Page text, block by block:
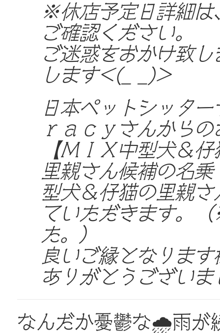
※休店予定日詳細は
ご確認ください。
ご迷惑をおかけ致
します<(_ _)>
日本ペットシッタ
ｒａｃｙさんから
【ＭＩＸ中型犬＆
里親さん候補の名
型犬＆仔猫の里親
ていただきます。
た。）
良いご縁となります
ありがとうござい
なんだか憂鬱な🌧雨が